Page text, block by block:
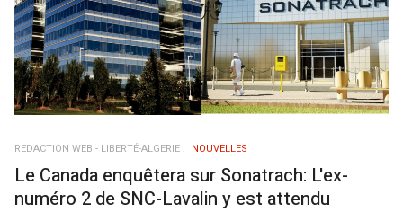
REDACTION WEB - LIBERTÉ-ALGERIE NOUVELLES
Le Canada enquêtera sur Sonatrach: L'ex-
numéro 2 de SNC-Lavalin y est attendu